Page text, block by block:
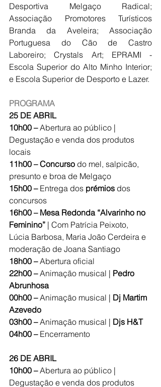
Desportiva Melgaço Radical;
Associação Promotores Turísticos
Branda da Aveleira; Associação
Portuguesa do Cão de Castro
Laboreiro; Crystals Art; EPRAMI -
Escola Superior do Alto Minho Interior;
e Escola Superior de Desporto e Lazer.
PROGRAMA
25 DE ABRIL
10h00 – Abertura ao público |
Degustação e venda dos produtos
locais
11h00 – Concurso do mel, salpicão,
presunto e broa de Melgaço
15h00 – Entrega dos prémios dos
concursos
16h00 – Mesa Redonda “Alvarinho no
Feminino” | Com Patrícia Peixoto,
Lúcia Barbosa, Maria João Cerdeira e
moderação de Joana Santiago
18h00 – Abertura oficial
22h00 – Animação musical | Pedro
Abrunhosa
00h00 – Animação musical | Dj Martim
Azevedo
03h00 – Animação musical | Djs H&T
04h00 – Encerramento
26 DE ABRIL
10h00 – Abertura ao público |
Degustação e venda dos produtos